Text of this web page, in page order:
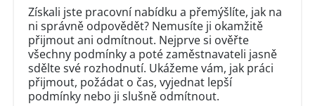
Získali jste pracovní nabídku a přemýšlíte, jak na
ni správně odpovědět? Nemusíte ji okamžitě
přijmout ani odmítnout. Nejprve si ověřte
všechny podmínky a poté zaměstnavateli jasně
sdělte své rozhodnutí. Ukážeme vám, jak práci
přijmout, požádat o čas, vyjednat lepší
podmínky nebo ji slušně odmítnout.